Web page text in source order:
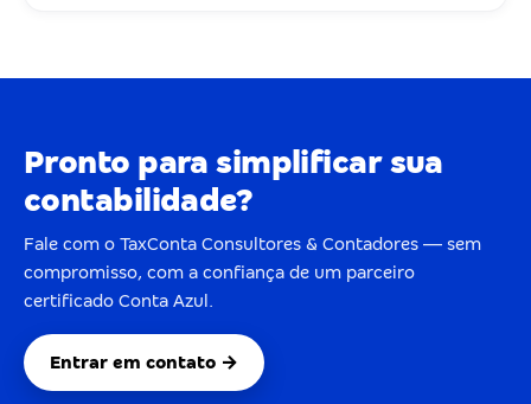
Pronto para simplificar sua
contabilidade?
Fale com o TaxConta Consultores & Contadores — sem
compromisso, com a confiança de um parceiro
certificado Conta Azul.
Entrar em contato →